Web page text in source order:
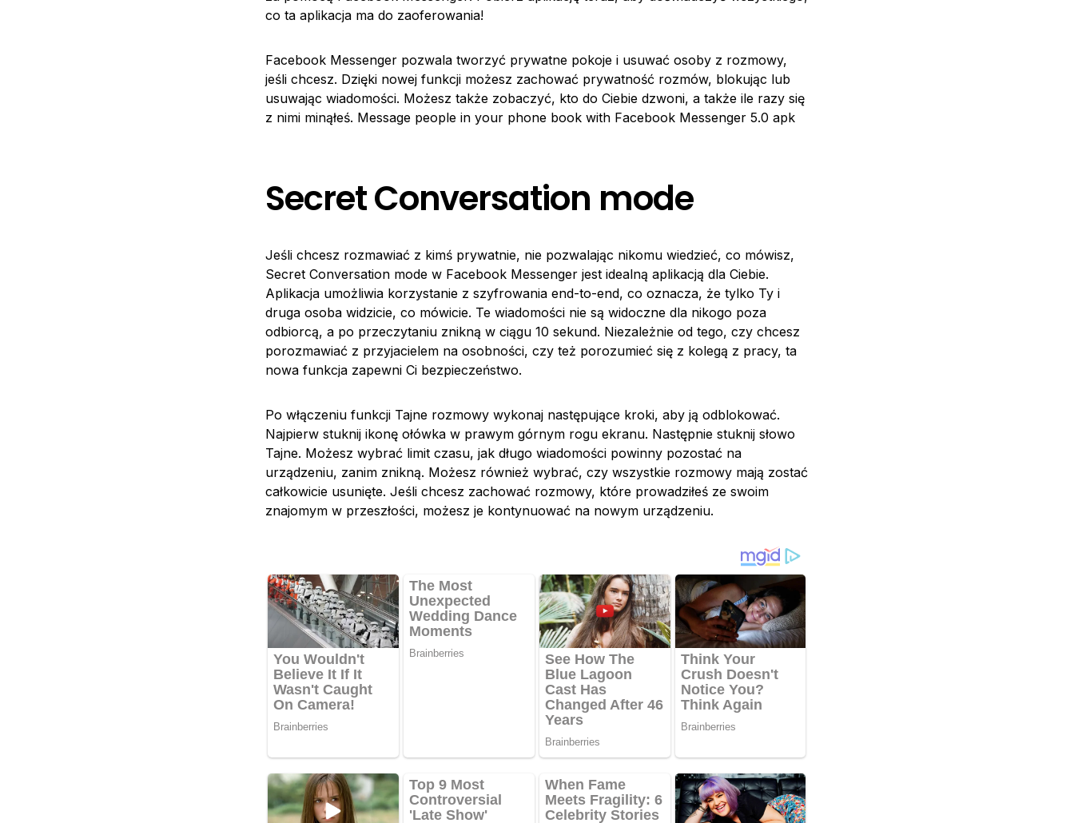
co ta aplikacja ma do zaoferowania!
Facebook Messenger pozwala tworzyć prywatne pokoje i usuwać osoby z rozmowy,
jeśli chcesz. Dzięki nowej funkcji możesz zachować prywatność rozmów, blokując lub
usuwając wiadomości. Możesz także zobaczyć, kto do Ciebie dzwoni, a także ile razy się
z nimi minąłeś. Message people in your phone book with Facebook Messenger 5.0 apk
Secret Conversation mode
Jeśli chcesz rozmawiać z kimś prywatnie, nie pozwalając nikomu wiedzieć, co mówisz,
Secret Conversation mode w Facebook Messenger jest idealną aplikacją dla Ciebie.
Aplikacja umożliwia korzystanie z szyfrowania end-to-end, co oznacza, że tylko Ty i
druga osoba widzicie, co mówicie. Te wiadomości nie są widoczne dla nikogo poza
odbiorcą, a po przeczytaniu znikną w ciągu 10 sekund. Niezależnie od tego, czy chcesz
porozmawiać z przyjacielem na osobności, czy też porozumieć się z kolegą z pracy, ta
nowa funkcja zapewni Ci bezpieczeństwo.
Po włączeniu funkcji Tajne rozmowy wykonaj następujące kroki, aby ją odblokować.
Najpierw stuknij ikonę ołówka w prawym górnym rogu ekranu. Następnie stuknij słowo
Tajne. Możesz wybrać limit czasu, jak długo wiadomości powinny pozostać na
urządzeniu, zanim znikną. Możesz również wybrać, czy wszystkie rozmowy mają zostać
całkowicie usunięte. Jeśli chcesz zachować rozmowy, które prowadziłeś ze swoim
znajomym w przeszłości, możesz je kontynuować na nowym urządzeniu.